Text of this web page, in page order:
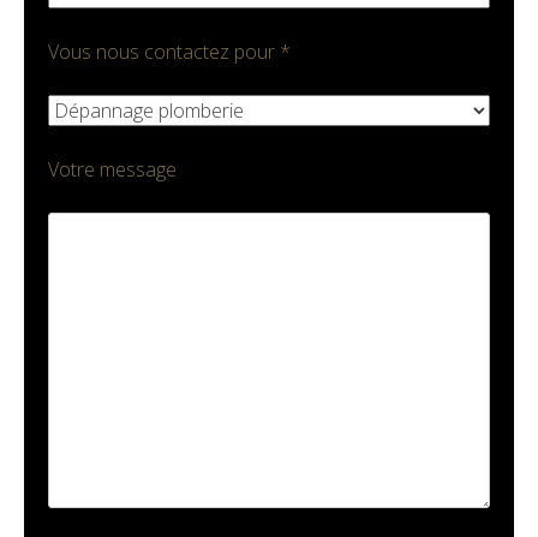
Vous nous contactez pour *
Votre message